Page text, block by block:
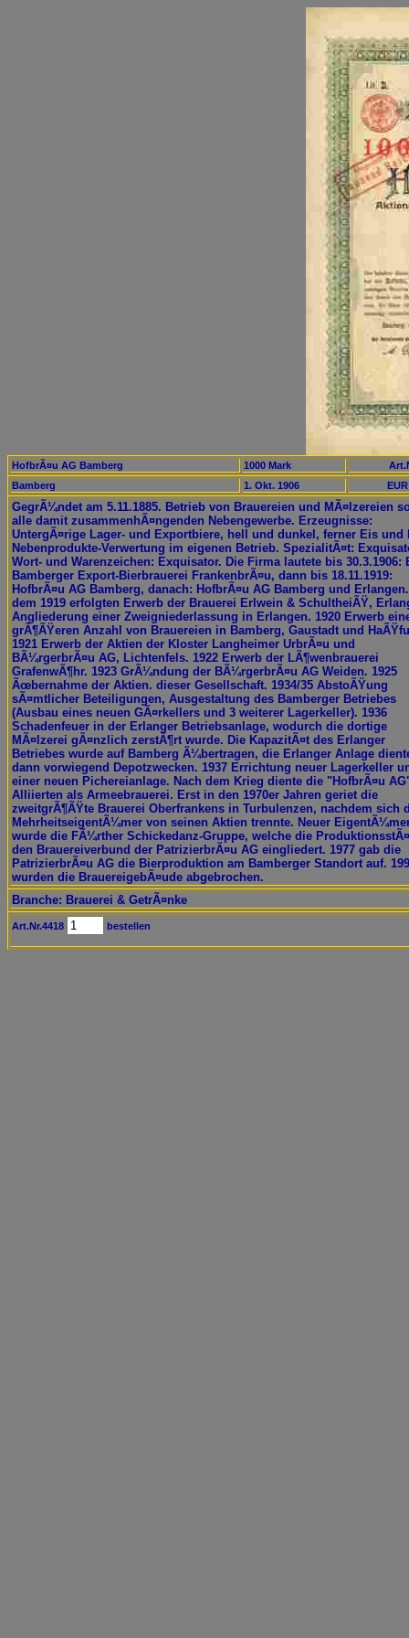
HofbrÃ¤u AG Bamberg 1000 Mark
Bamberg
1. Okt. 1906
GegrÃ¼ndet am 5.11.1885. Betrieb von Brauereien und MÃ¤lzereien
alle damit zusammenhÃ¤ngenden Nebengewerbe. Erzeugnisse:
UntergÃ¤rige Lager- und Exportbiere, hell und dunkel, ferner Eis und
Nebenprodukte-Verwertung im eigenen Betrieb. SpezialitÃ¤t:
Wort- und Warenzeichen: Exquisator. Die Firma lautete bis 30.3.1906:
Bamberger Export-Bierbrauerei FrankenbrÃ¤u, dann bis 18.11.1919:
HofbrÃ¤u AG Bamberg, danach: HofbrÃ¤u AG Bamberg und
dem 1919 erfolgten Erwerb der Brauerei Erlwein & SchultheiÃŸ,
Angliederung einer Zweigniederlassung in Erlangen. 1920 Erwerb
grÃ¶ÃŸeren Anzahl von Brauereien in Bamberg, Gaustadt und
1921 Erwerb der Aktien der Kloster Langheimer UrbrÃ¤u und
BÃ¼rgerbrÃ¤u AG, Lichtenfels. 1922 Erwerb der LÃ¶wenbrauerei
GrafenwÃ¶hr. 1923 GrÃ¼ndung der BÃ¼rgerbrÃ¤u AG Weiden. 1925
Ãœbernahme der Aktien. dieser Gesellschaft. 1934/35 AbstoÃŸung
sÃ¤mtlicher Beteiligungen, Ausgestaltung des Bamberger Betriebes
(Ausbau eines neuen GÃ¤rkellers und 3 weiterer Lagerkeller). 1936
Schadenfeuer in der Erlanger Betriebsanlage, wodurch die dortige
MÃ¤lzerei gÃ¤nzlich zerstÃ¶rt wurde. Die KapazitÃ¤t des Erlanger
Betriebes wurde auf Bamberg Ã¼bertragen, die Erlanger Anlage
dann vorwiegend Depotzwecken. 1937 Errichtung neuer Lagerkeller
einer neuen Pichereianlage. Nach dem Krieg diente die "HofbrÃ¤u
Alliierten als Armeebrauerei. Erst in den 1970er Jahren geriet die
zweitgrÃ¶ÃŸte Brauerei Oberfrankens in Turbulenzen, nachdem sich
MehrheitseigentÃ¼mer von seinen Aktien trennte. Neuer
wurde die FÃ¼rther Schickedanz-Gruppe, welche die
den Brauereiverbund der PatrizierbrÃ¤u AG eingliedert. 1977 gab die
PatrizierbrÃ¤u AG die Bierproduktion am Bamberger Standort auf.
wurden die BrauereigebÃ¤ude abgebrochen.
Branche: Brauerei & GetrÃ¤nke
Art.Nr.4418 bestellen